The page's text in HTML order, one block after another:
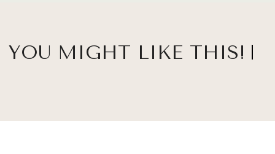
YOU MIGHT LIKE THIS!